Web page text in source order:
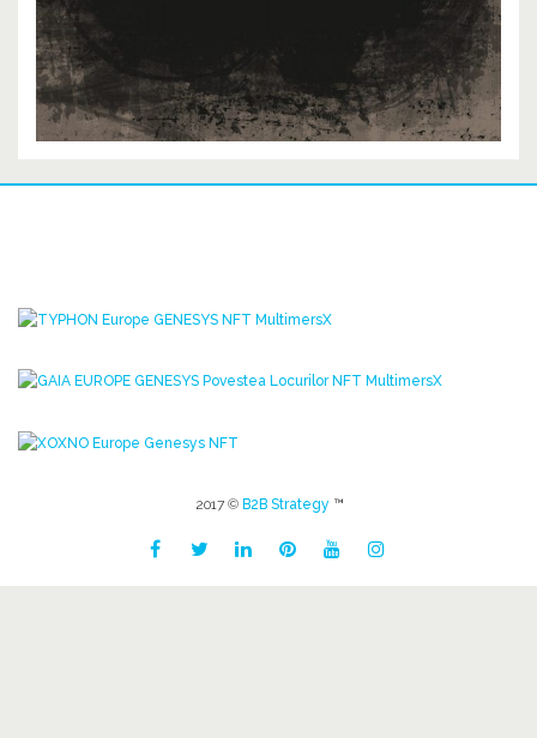
2017 © B2B Strategy ™